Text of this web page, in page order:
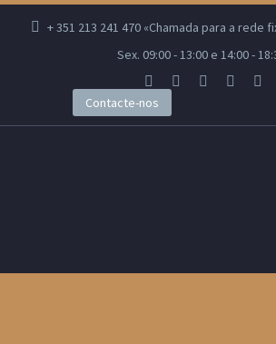
+ 351 213 241 470 «Chamada para a rede
Sex. 09:00 - 13:00 e 14:00 -
Contacte-nos